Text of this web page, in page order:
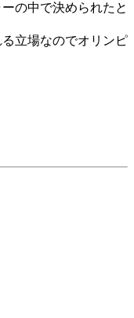
の中で決められたと
立場なのでオリンピ